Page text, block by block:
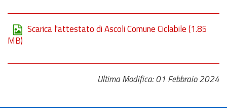
Scarica l'attestato di Ascoli Comune Ciclabile(1.85
MB)
Ultima Modifica: 01 Febbraio 2024